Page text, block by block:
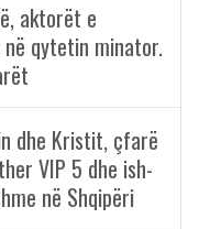
aktorët e
qytetin minator.
dhe Kristit, çfarë
VIP 5 dhe ish-
në Shqipëri